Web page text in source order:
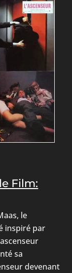
Film:
le
inspiré par
sa
devenant